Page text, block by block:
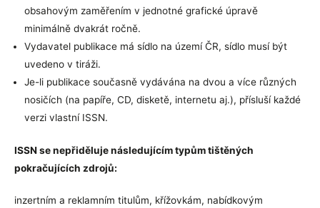
obsahovým zaměřením v jednotné grafické úpravě
minimálně dvakrát ročně.
Vydavatel publikace má sídlo na území ČR, sídlo musí být
uvedeno v tiráži.
Je-li publikace současně vydávána na dvou a více různých
nosičích (na papíře, CD, disketě, internetu aj.), přísluší každé
verzi vlastní ISSN.
ISSN se nepřiděluje následujícím typům tištěných
pokračujících zdrojů:
inzertním a reklamním titulům, křížovkám, nabídkovým